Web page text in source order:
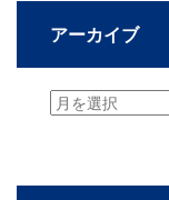
アーカイブ